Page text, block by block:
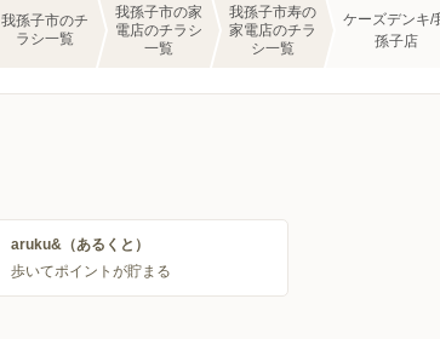
我孫子市のチ
ラシ一覧
我孫子市の家
電店のチラシ
一覧
我孫子市寿の
家電店のチラ
シ一覧
ケーズデンキ/
孫子店
aruku&（あるくと）
歩いてポイントが貯まる